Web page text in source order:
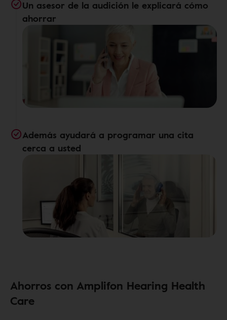
Un asesor de la audición le explicará cómo
ahorrar
Además ayudará a programar una cita
cerca a usted
Ahorros con Amplifon Hearing Health
Care